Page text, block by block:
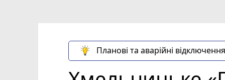
Планові та аварійні